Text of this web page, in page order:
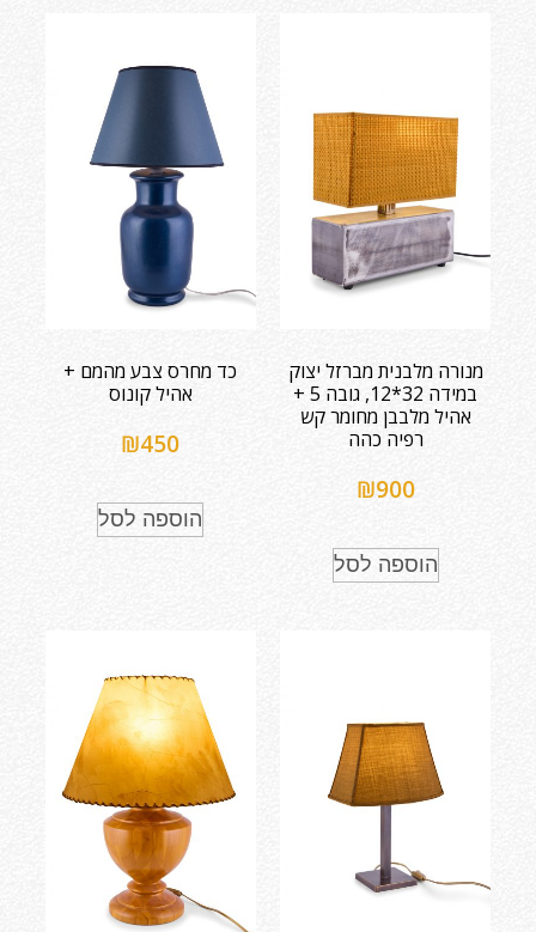
מנורה מלבנית מברזל יצוק
במידה 32*12, גובה 5 +
אהיל מלבבן מחומר קש
רפיה כהה
₪900
הוספה לסל
כד מחרס צבע מהמם +
אהיל קונוס
₪450
הוספה לסל